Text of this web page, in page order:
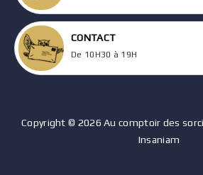
CONTACT
De 10H30 à 19H
Copyright © 2026 Au comptoir des
Insaniam